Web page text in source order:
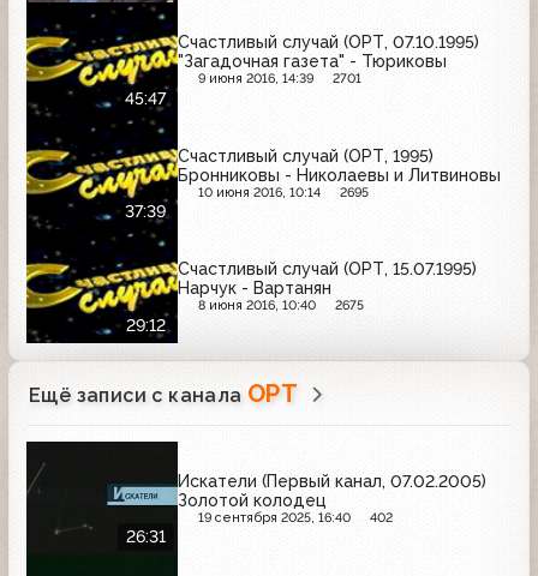
45:47
Счастливый случай (ОРТ, 07.10.1995)
"Загадочная газета" - Тюриковы
9 июня 2016, 14:39 2701
37:39
Счастливый случай (ОРТ, 1995)
Бронниковы - Николаевы и Литвиновы
10 июня 2016, 10:14 2695
29:12
Счастливый случай (ОРТ, 15.07.1995)
Нарчук - Вартанян
8 июня 2016, 10:40 2675
Ещё записи с канала ОРТ
26:31
Искатели (Первый канал, 07.02.2005)
Золотой колодец
19 сентября 2025, 16:40 402